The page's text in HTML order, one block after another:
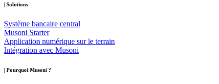
| Solutions
Système bancaire central
Musoni Starter
Application numérique sur le terrain
Intégration avec Musoni
| Pourquoi Musoni ?